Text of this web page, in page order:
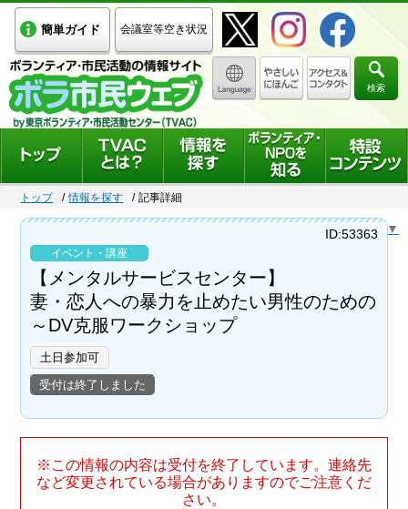
簡単ガイド 会議室等空き状況
検索
トップ 情報を探す 記事詳細
Select Language ▼
イベント・講座
【メンタルサービスセンター】
妻・恋人への暴力を止めたい男性のための
～DV克服ワークショップ
土日参加可
受付は終了しました
ID:53363
※この情報の内容は受付を終了しています。連絡先
など変更されている場合がありますのでご注意くだ
さい。